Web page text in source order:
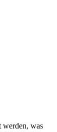
wer­den, was